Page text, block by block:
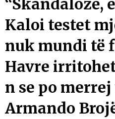
“Skandaloze,
Kaloi testet
nuk mundi të
Havre
n se po
Armando